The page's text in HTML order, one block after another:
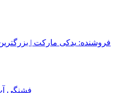
فروشنده: یدکی مارکت |